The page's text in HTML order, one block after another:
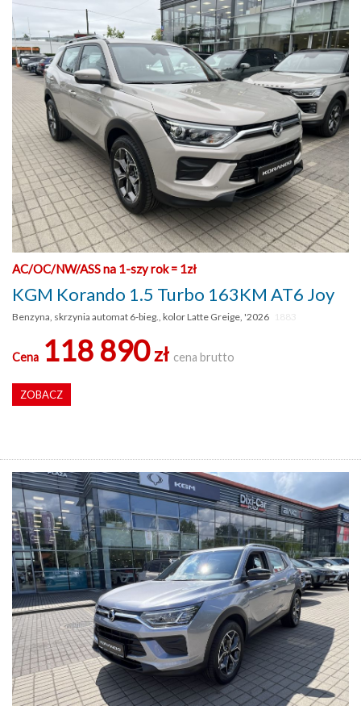
AC/OC/NW/ASS na 1-szy rok = 1zł
KGM Korando 1.5 Turbo 163KM AT6 Joy
Benzyna, skrzynia automat 6-bieg., kolor Latte Greige, '2026
Cena 118 890zł cena brutto
ZOBACZ